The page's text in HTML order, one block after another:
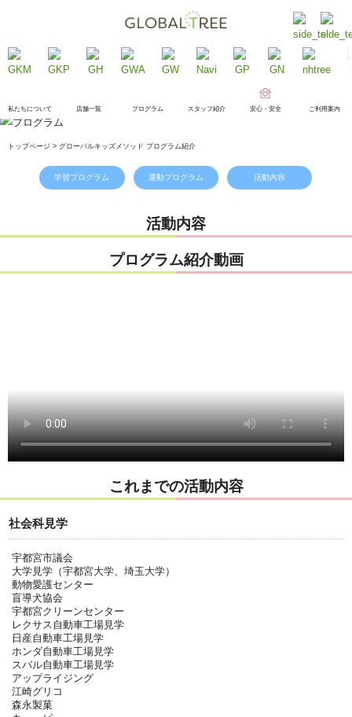
私たちについて 店舗一覧 プログラム スタッフ紹介 安心・安全 ご利用案内
トップページ > グローバルキッズメソッド プログラム紹介
学習プログラム 運動プログラム 活動内容
活動内容
プログラム紹介動画
これまでの活動内容
社会科見学
宇都宮市議会
大学見学（宇都宮大学、埼玉大学）
動物愛護センター
盲導犬協会
宇都宮クリーンセンター
レクサス自動車工場見学
日産自動車工場見学
ホンダ自動車工場見学
スバル自動車工場見学
アップライジング
江崎グリコ
森永製菓